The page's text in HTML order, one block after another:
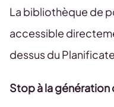
La bibliothèque de
accessible
dessus du
Stop à la génération